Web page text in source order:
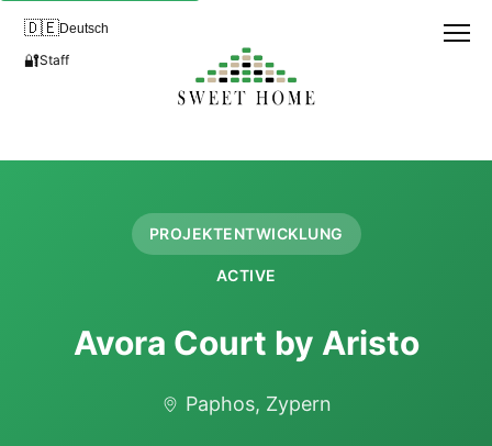
🇩🇪Deutsch
🔐Staff
PROJEKTENTWICKLUNG
ACTIVE
Avora Court by Aristo
Paphos, Zypern